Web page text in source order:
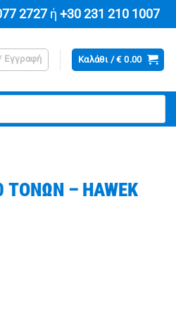
2727ή +30 231 210 1007
Εγγραφή Καλάθι /€0.00
– HAWEK